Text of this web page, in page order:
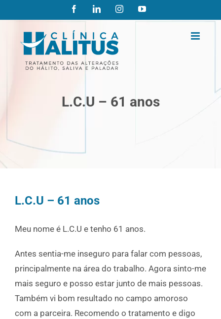
para
FacebookLinkedInInstagramYouTube
L.C.U – 61 anos
L.C.U – 61 anos
Meu nome é L.C.U e tenho 61 anos.
Antes sentia-me inseguro para falar com pessoas,
principalmente na área do trabalho. Agora sinto-me
mais seguro e posso estar junto de mais pessoas.
Também vi bom resultado no campo amoroso
com a parceira. Recomendo o tratamento e digo